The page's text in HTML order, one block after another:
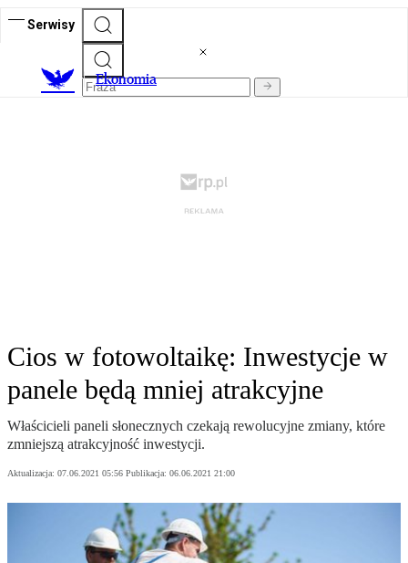
Serwisy
Ekonomia
Cios w fotowoltaikę: Inwestycje w
panele będą mniej atrakcyjne
Właścicieli paneli słonecznych czekają rewolucyjne zmiany, które
zmniejszą atrakcyjność inwestycji.
Aktualizacja: 07.06.2021 05:56 Publikacja: 06.06.2021 21:00